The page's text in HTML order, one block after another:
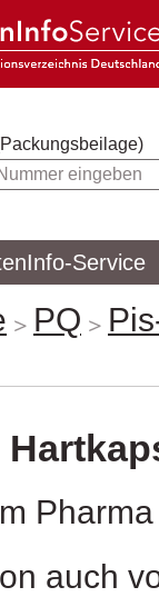
(Packungsbeilage)
Service
PQ
auch